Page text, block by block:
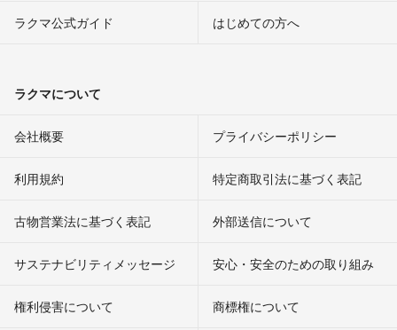
ラクマ公式ガイド はじめての方へ
ラクマについて
会社概要 プライバシーポリシー
利用規約 特定商取引法に基づく表記
古物営業法に基づく表記 外部送信について
サステナビリティメッセージ 安心・安全のための取り組み
権利侵害について
商標権について